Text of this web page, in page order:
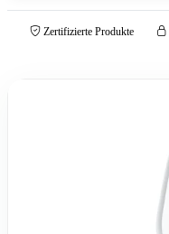
Zertifizierte Produkte